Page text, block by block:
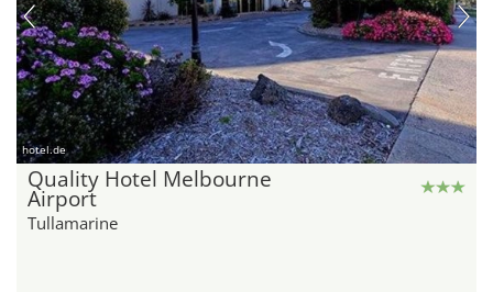
hotel.de
Quality Hotel Melbourne
Airport
Tullamarine